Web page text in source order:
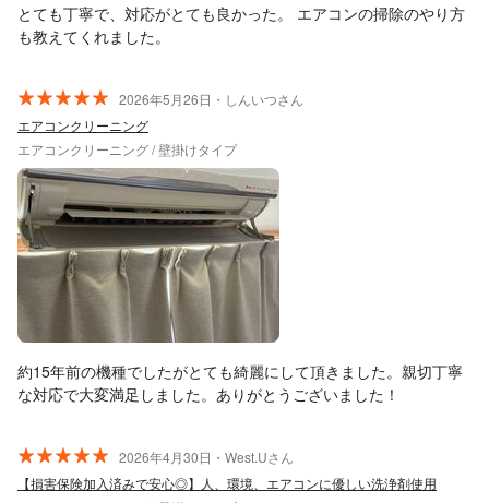
とても丁寧で、対応がとても良かった。 エアコンの掃除のやり方
も教えてくれました。
2026年5月26日・しんいつさん
エアコンクリーニング
エアコンクリーニング / 壁掛けタイプ
約15年前の機種でしたがとても綺麗にして頂きました。親切丁寧
な対応で大変満足しました。ありがとうございました！
2026年4月30日・West.Uさん
【損害保険加入済みで安心◎】人、環境、エアコンに優しい洗浄剤使用